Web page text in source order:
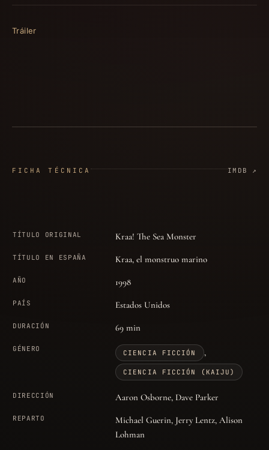
Tráiler
FICHA TÉCNICA IMDB ↗
TÍTULO ORIGINAL Kraa! The Sea Monster
TÍTULO EN ESPAÑA Kraa, el monstruo marino
AÑO 1998
PAÍS Estados Unidos
DURACIÓN 69 min
GÉNERO CIENCIA FICCIÓN ,
CIENCIA FICCIÓN (KAIJU)
DIRECCIÓN Aaron Osborne, Dave Parker
REPARTO
Michael Guerin, Jerry Lentz, Alison
Lohman